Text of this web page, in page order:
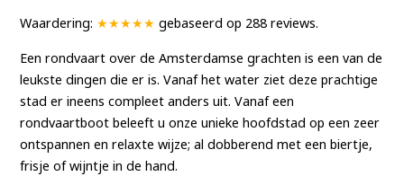
Waardering: ★★★★★gebaseerd op 288reviews.
Een rondvaart over de Amsterdamse grachten is een van de
leukste dingen die er is. Vanaf het water ziet deze prachtige
stad er ineens compleet anders uit. Vanaf een
rondvaartboot beleeft u onze unieke hoofdstad op een zeer
ontspannen en relaxte wijze; al dobberend met een biertje,
frisje of wijntje in de hand.